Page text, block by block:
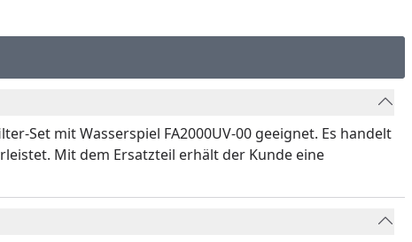
Set mit Wasserspiel FA2000UV-00 geeignet. Es handelt
Mit dem Ersatzteil erhält der Kunde eine